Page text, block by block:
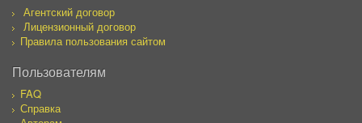
Агентский договор
Лицензионный договор
Правила пользования сайтом
Пользователям
FAQ
Справка